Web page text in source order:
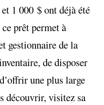
1 000 $ ont déjà été
prêt permet à
gestionnaire de la
de disposer
une plus large
découvrir, visitez sa